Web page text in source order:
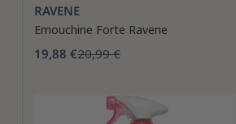
RAVENE
Emouchine Forte Ravene
19,88 €20,99 €